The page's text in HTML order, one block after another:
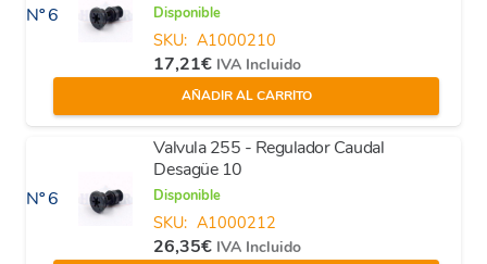
Nº 6 Disponible
SKU: A1000210
17,21€ IVA Incluido
AÑADIR AL CARRITO
Nº 6
Valvula 255 - Regulador Caudal
Desagüe 10
Disponible
SKU: A1000212
26,35€ IVA Incluido